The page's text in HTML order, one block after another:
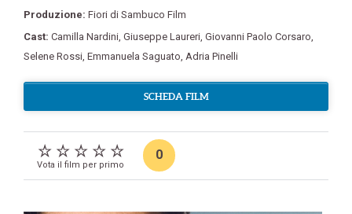
Produzione: Fiori di Sambuco Film
Cast: Camilla Nardini, Giuseppe Laureri, Giovanni Paolo Corsaro,
Selene Rossi, Emmanuela Saguato, Adria Pinelli
SCHEDA FILM
Vota il film per primo
0